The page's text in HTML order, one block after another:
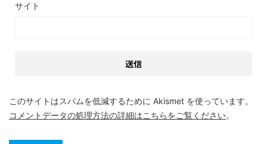
サイト
このサイトはスパムを低減するために Akismet を使っています。
コメントデータの処理方法の詳細はこちらをご覧ください。